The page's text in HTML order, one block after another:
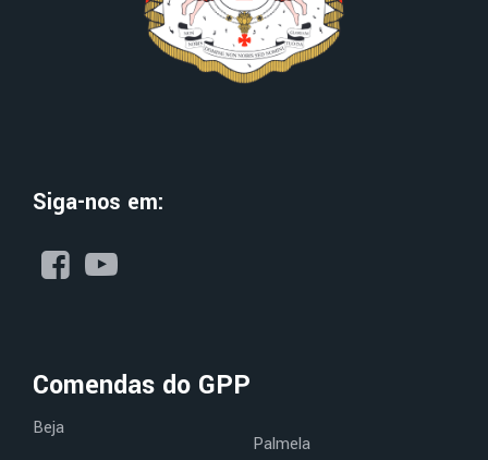
Siga-nos em:
Comendas do GPP
Beja
Palmela